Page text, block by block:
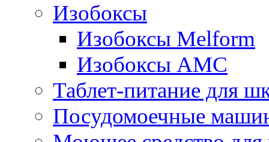
Изобоксы
Изобоксы Melform
Изобоксы AMC
Таблет-питание для
Посудомоечные